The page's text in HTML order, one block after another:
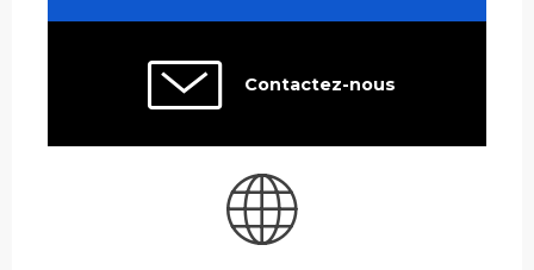
Contactez-nous